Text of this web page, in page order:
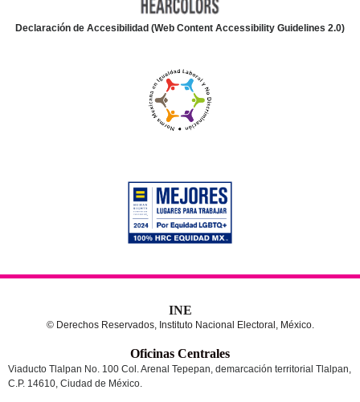
Declaración de Accesibilidad (Web Content Accessibility Guidelines 2.0)
INE
© Derechos Reservados, Instituto Nacional Electoral, México.
Oficinas Centrales
Viaducto Tlalpan No. 100 Col. Arenal Tepepan, demarcación territorial Tlalpan,
C.P. 14610, Ciudad de México.